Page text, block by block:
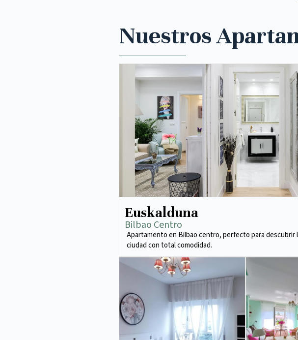
Nuestros
Euskalduna
Bilbao Centro
Apartamento en Bilbao centro, perfecto para descubrir
ciudad con total comodidad.